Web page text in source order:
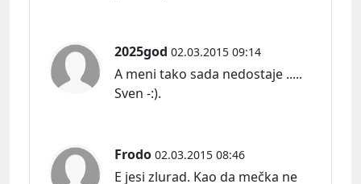
2025god 02.03.2015 09:14
A meni tako sada nedostaje .....
Sven -:).
Frodo 02.03.2015 08:46
E jesi zlurad. Kao da mečka ne